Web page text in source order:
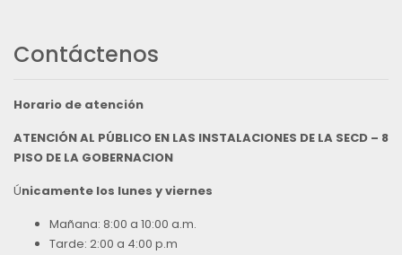
Contáctenos
Horario de atención
ATENCIÓN AL PÚBLICO EN LAS INSTALACIONES DE LA SECD – 8
PISO DE LA GOBERNACION
Únicamente los lunes y viernes
Mañana: 8:00 a 10:00 a.m.
Tarde: 2:00 a 4:00 p.m